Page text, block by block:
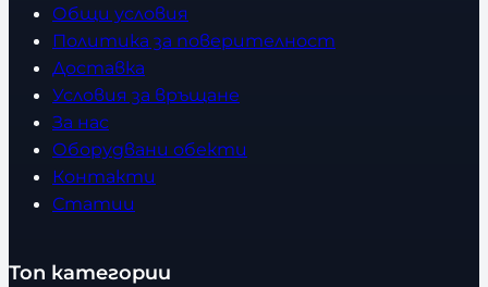
Общи условия
Политика за поверителност
Доставка
Условия за връщане
За нас
Оборудвани обекти
Контакти
Статии
Топ категории